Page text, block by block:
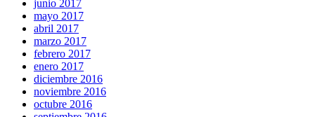
junio 2017
mayo 2017
abril 2017
marzo 2017
febrero 2017
enero 2017
diciembre 2016
noviembre 2016
octubre 2016